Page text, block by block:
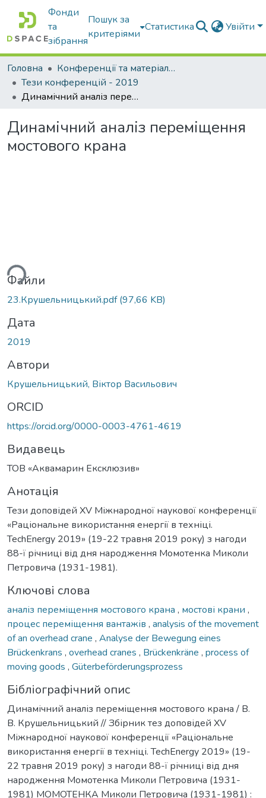
Фонди
та
зібрання
Пошук за
критеріями
Статистика Увійти
Головна
Конференції та матеріали конференцій
Тези конференцій - 2019
Динамічний аналіз переміщення мостового крана
Динамічний аналіз переміщення
мостового крана
Файли
23.Крушельницький.pdf(97,66 KB)
Дата
2019
Автори
Крушельницький, Віктор Васильович
ORCID
https://orcid.org/0000-0003-4761-4619
Видавець
ТОВ «Аквамарин Ексклюзив»
Анотація
Тези доповідей XV Міжнародної наукової конференції
«Раціональне використання енергії в техніці.
TechEnergy 2019» (19-22 травня 2019 року) з нагоди
88-ї річниці від дня народження Момотенка Миколи
Петровича (1931-1981).
Ключові слова
аналіз переміщення мостового крана , мостові крани ,
процес переміщення вантажів , analysis of the movement
of an overhead crane , Analyse der Bewegung eines
Brückenkrans , overhead cranes , Brückenkräne , process of
moving goods , Güterbeförderungsprozess
Бібліографічний опис
Динамічний аналіз переміщення мостового крана / В.
В. Крушельницький // Збірник тез доповідей XV
Міжнародної наукової конференції «Раціональне
використання енергії в техніці. TechEnergy 2019» (19-
22 травня 2019 року) з нагоди 88-ї річниці від дня
народження Момотенка Миколи Петровича (1931-
1981) МОМОТЕНКА Миколи Петровича (1931-1981) :